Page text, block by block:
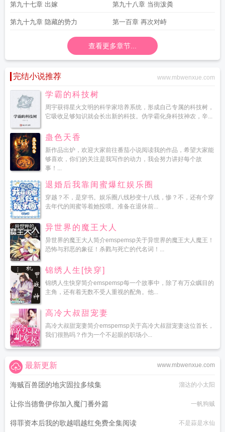
第九十七章 出嫁 第九十八章 当街泼粪
第九十九章 隐藏的势力 第一百章 再次对峙
查看更多章节...
完结小说推荐 www.mbwenxue.com
学霸的科技树
周宇获得星火文明的科学家培养系统，形成自己专属的科技树，
它吸收足够知识就会长出新的科技。伪学霸化身科技神农，辛...
蛊色天香
新作品出炉，欢迎大家前往番茄小说阅读我的作品，希望大家能
够喜欢，你们的关注是我写作的动力，我会努力讲好每个故
事！...
退婚后我靠闺蜜爆红娱乐圈
穿越？不，是穿书。娱乐圈八线秒变十八线，惨？不，还有个穿
去年代的闺蜜等着她投喂。准备在退休前...
异世界的魔王大人
异世界的魔王大人简介emspemsp关于异世界的魔王大人魔王！
恐怖与邪恶的象征！杀戮与死亡的代名词！...
锦绣人生[快穿]
锦绣人生快穿简介emspemsp每一个故事中，除了有万众瞩目的
主角，还有着无数不受人重视的配角。他...
高冷大叔甜宠妻
高冷大叔甜宠妻简介emspemsp关于高冷大叔甜宠妻这位首长，
我们很熟吗？作为一个不起眼的职场小...
www.mbwenxue.com
最新更新
海贼百兽团的地灾固拉多续集 溜达的小太阳
让你当德鲁伊你加入魔门番外篇 一帆狗贼
得罪资本后我的歌越唱越红免费全集阅读 不是蒜是水仙